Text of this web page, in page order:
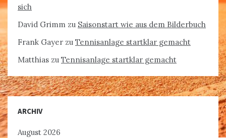
sich
David Grimm zu Saisonstart wie aus dem Bilderbuch
Frank Gayer zu Tennisanlage startklar gemacht
Matthias zu Tennisanlage startklar gemacht
ARCHIV
August 2026